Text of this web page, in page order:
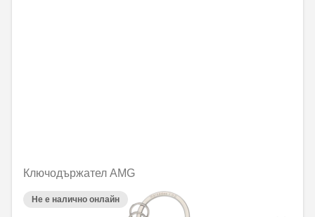
Ключодържател AMG
Не е налично онлайн